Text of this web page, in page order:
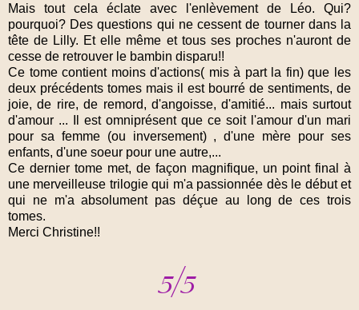
Mais tout cela éclate avec l'enlèvement de Léo. Qui?
pourquoi? Des questions qui ne cessent de tourner dans la
tête de Lilly. Et elle même et tous ses proches n'auront de
cesse de retrouver le bambin disparu!!
Ce tome contient moins d'actions( mis à part la fin) que les
deux précédents tomes mais il est bourré de sentiments, de
joie, de rire, de remord, d'angoisse, d'amitié... mais surtout
d'amour ... Il est omniprésent que ce soit l'amour d'un mari
pour sa femme (ou inversement) , d'une mère pour ses
enfants, d'une soeur pour une autre,...
Ce dernier tome met, de façon magnifique, un point final à
une merveilleuse trilogie qui m'a passionnée dès le début et
qui ne m'a absolument pas déçue au long de ces trois
tomes.
Merci Christine!!